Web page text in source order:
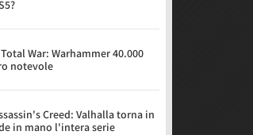
War: Warhammer 40.000
notevole
Creed: Valhalla torna in
in mano l'intera serie